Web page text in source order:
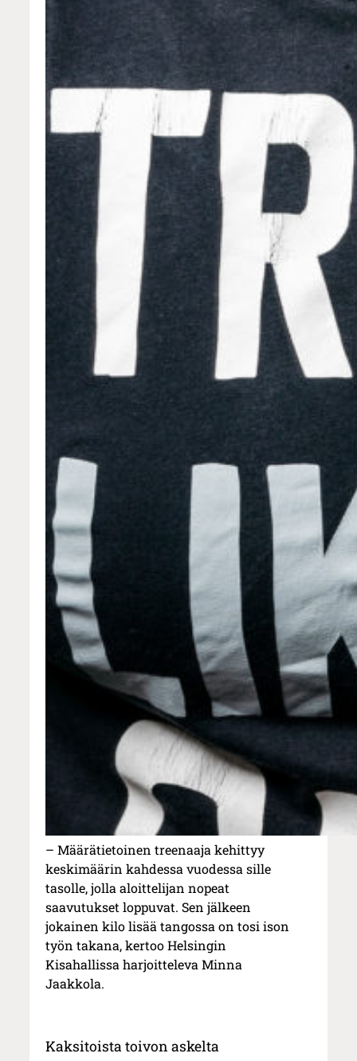
– Määrätietoinen treenaaja kehittyy
keskimäärin kahdessa vuodessa sille
tasolle, jolla aloittelijan nopeat
saavutukset loppuvat. Sen jälkeen
jokainen kilo lisää tangossa on tosi ison
työn takana, kertoo Helsingin
Kisahallissa harjoitteleva Minna
Jaakkola.
Kaksitoista toivon askelta